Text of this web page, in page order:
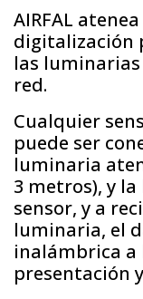
AIRFAL
digitalización
las luminarias
red.
Cualquier
puede ser
luminaria
3 metros), y
sensor, y a
luminaria, el
inalámbrica a
presentación